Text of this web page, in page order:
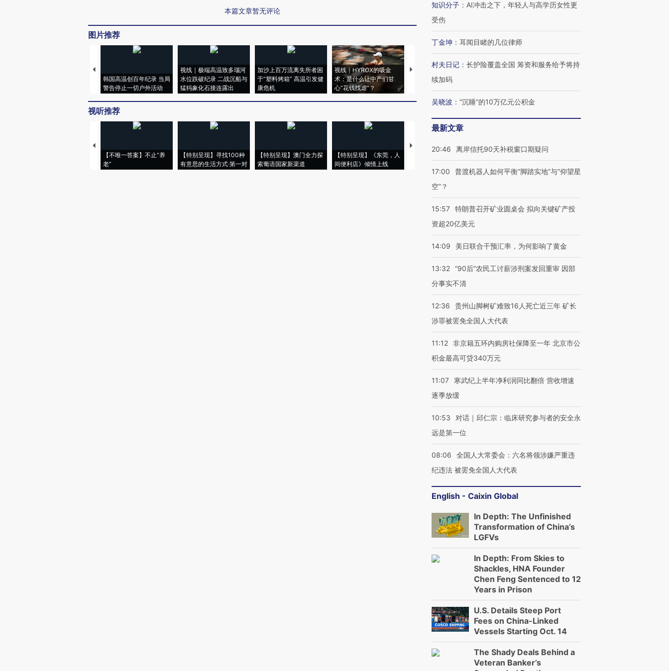
本篇文章暂无评论
图片推荐
韩国高温创百年纪录 当局
警告停止一切户外活动
视线｜极端高温致多瑙河
水位跌破纪录 二战沉船与
猛犸象化石接连露出
加沙上百万流离失所者困
于“塑料烤箱” 高温引发健
康危机
视线｜HYROX的吸金
术：是什么让中产们甘
心“花钱找虐”？
马航飞行员跨国走私7万
粒摇头丸 尿检体内含3种
视线｜被称为“蟑螂”的印
视线｜“入侵”还是“人道危
视听推荐
【不唯一答案】不止“养
老”
【特别呈现】寻找100种
有意思的生活方式·第一对
【特别呈现】澳门全力探
索葡语国家新渠道
【特别呈现】《东莞，人
间便利店》倾情上线
【推广】走进第四届链博
会，让数智科技“链”接产
【特别呈现】寻找100种
知识分子 ： AI冲击之下，年轻人与高学历女性更
受伤
丁金坤 ： 耳闻目睹的几位律师
村夫日记 ： 长护险覆盖全国 筹资和服务给予将持
续加码
吴晓波 ： “沉睡”的10万亿元公积金
最新文章
20:46 离岸信托90天补税窗口期疑问
17:00
普渡机器人如何平衡“脚踏实地”与“仰望星
空”？
15:57 特朗普召开矿业圆桌会 拟向关键矿产投
资超20亿美元
14:09 美日联合干预汇率，为何影响了黄金
13:32 “90后”农民工讨薪涉刑案发回重审 因部
分事实不清
12:36
贵州山脚树矿难致16人死亡近三年 矿长
涉罪被罢免全国人大代表
11:12 非京籍五环内购房社保降至一年 北京市公
积金最高可贷340万元
11:07
寒武纪上半年净利润同比翻倍 营收增速
逐季放缓
10:53
对话｜邱仁宗：临床研究参与者的安全永
远是第一位
08:06
全国人大常委会：六名将领涉嫌严重违
纪违法 被罢免全国人大代表
English - Caixin Global
In Depth: The Unfinished
Transformation of China’s
LGFVs
In Depth: From Skies to
Shackles, HNA Founder
Chen Feng Sentenced to 12
Years in Prison
U.S. Details Steep Port
Fees on China-Linked
Vessels Starting Oct. 14
The Shady Deals Behind a
Veteran Banker’s